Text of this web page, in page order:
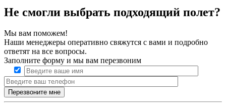
Не смогли выбрать подходящий полет?
Мы вам поможем!
Наши менеджеры оперативно свяжутся с вами и подробно
ответят на все вопросы.
Заполните форму и мы вам перезвоним